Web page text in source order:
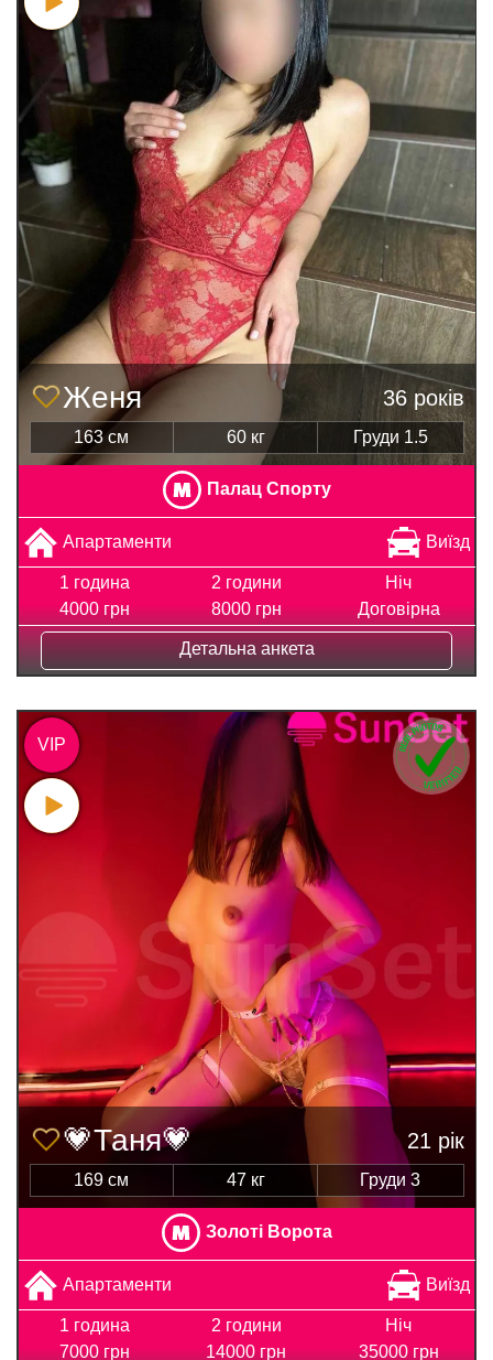
Женя 36 років
163 см 60 кг Груди 1.5
Палац Спорту
Апартаменти Виїзд
1 година
4000 грн
2 години
8000 грн
Ніч
Договірна
Детальна анкета
💗Таня💗 21 рік
169 см 47 кг Груди 3
Золоті Ворота
Апартаменти Виїзд
1 година
7000 грн
2 години
14000 грн
Ніч
35000 грн
VIP